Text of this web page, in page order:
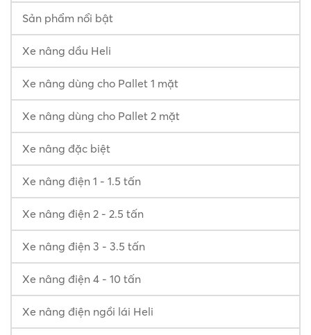
Sản phẩm nổi bật
Xe nâng dầu Heli
Xe nâng dùng cho Pallet 1 mặt
Xe nâng dùng cho Pallet 2 mặt
Xe nâng đặc biệt
Xe nâng điện 1 - 1.5 tấn
Xe nâng điện 2 - 2.5 tấn
Xe nâng điện 3 - 3.5 tấn
Xe nâng điện 4 - 10 tấn
Xe nâng điện ngồi lái Heli